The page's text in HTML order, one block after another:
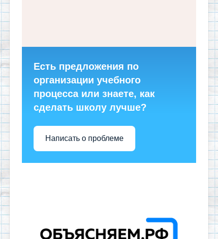
Есть предложения по
организации учебного
процесса или знаете, как
сделать школу лучше?
Написать о проблеме